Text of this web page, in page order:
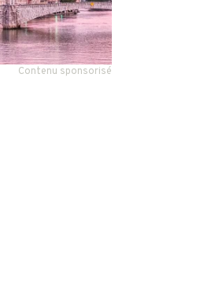
Contenu sponsorisé